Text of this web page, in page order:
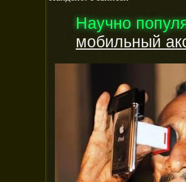
Научно
мобильный